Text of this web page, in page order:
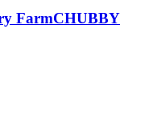
FarmCHUBBY